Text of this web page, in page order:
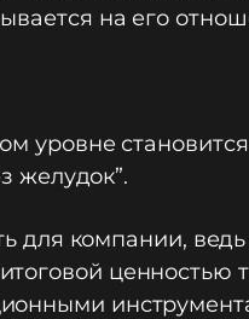
на его
уровне
желудок”.
для компании,
ценностью